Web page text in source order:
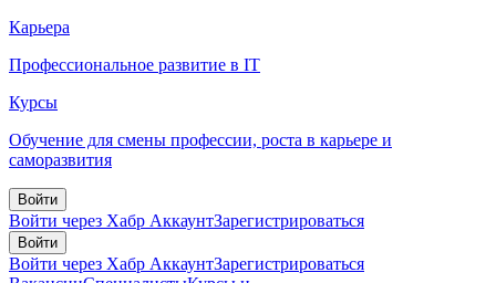
Карьера
Профессиональное развитие в IT
Курсы
Обучение для смены профессии, роста в карьере и
саморазвития
Войти
Войти через Хабр АккаунтЗарегистрироваться
Войти
Войти через Хабр АккаунтЗарегистрироваться